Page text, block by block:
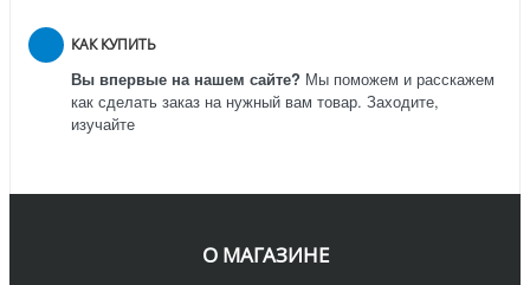
КАК КУПИТЬ
Вы впервые на нашем сайте? Мы поможем и расскажем
как сделать заказ на нужный вам товар. Заходите,
изучайте
О МАГАЗИНЕ